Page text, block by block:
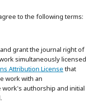
to the following terms:
grant the journal right of
simultaneously licensed
Attribution Licensethat
work with an
authorship and initial